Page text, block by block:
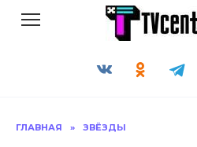
ГЛАВНАЯ » ЗВЁЗДЫ